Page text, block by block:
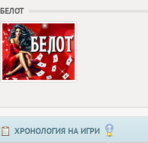
БЕЛОТ
ХРОНОЛОГИЯ НА ИГРИ